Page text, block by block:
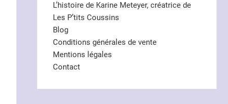
L’histoire de Karine Meteyer, créatrice de
Les P’tits Coussins
Blog
Conditions générales de vente
Mentions légales
Contact